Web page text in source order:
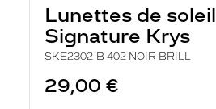
Lunettes de soleil
Signature Krys
SKE2302-B 402 NOIR BRILL
29,00 €